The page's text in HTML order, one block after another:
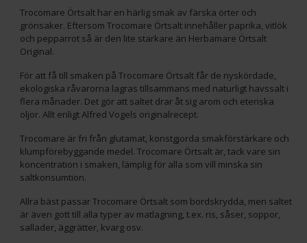
Trocomare Örtsalt har en härlig smak av färska örter och
grönsaker. Eftersom Trocomare Örtsalt innehåller paprika, vitlök
och pepparrot så är den lite starkare än Herbamare Örtsalt
Original.
För att få till smaken på Trocomare Örtsalt får de nyskördade,
ekologiska råvarorna lagras tillsammans med naturligt havssalt i
flera månader. Det gör att saltet drar åt sig arom och eteriska
oljor. Allt enligt Alfred Vogels originalrecept.
Trocomare är fri från glutamat, konstgjorda smakförstärkare och
klumpförebyggande medel. Trocomare Örtsalt är, tack vare sin
koncentration i smaken, lämplig för alla som vill minska sin
saltkonsumtion.
Allra bäst passar Trocomare Örtsalt som bordskrydda, men saltet
är även gott till alla typer av matlagning, t.ex. ris, såser, soppor,
sallader, äggrätter, kvarg osv.